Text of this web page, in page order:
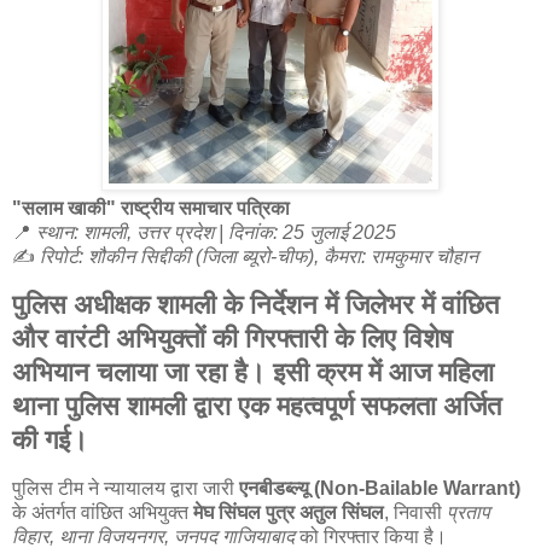
"सलाम खाकी" राष्ट्रीय समाचार पत्रिका
📍 स्थान: शामली, उत्तर प्रदेश | दिनांक: 25 जुलाई 2025
✍️ रिपोर्ट: शौकीन सिद्दीकी (जिला ब्यूरो-चीफ), कैमरा: रामकुमार चौहान
पुलिस अधीक्षक शामली के निर्देशन में जिलेभर में वांछित
और वारंटी अभियुक्तों की गिरफ्तारी के लिए विशेष
अभियान चलाया जा रहा है। इसी क्रम में आज महिला
थाना पुलिस शामली द्वारा एक महत्वपूर्ण सफलता अर्जित
की गई।
पुलिस टीम ने न्यायालय द्वारा जारीएनबीडब्ल्यू (Non-Bailable Warrant)
के अंतर्गत वांछित अभियुक्तमेघ सिंघल पुत्र अतुल सिंघल, निवासी प्रताप
विहार, थाना विजयनगर, जनपद गाजियाबादको गिरफ्तार किया है।